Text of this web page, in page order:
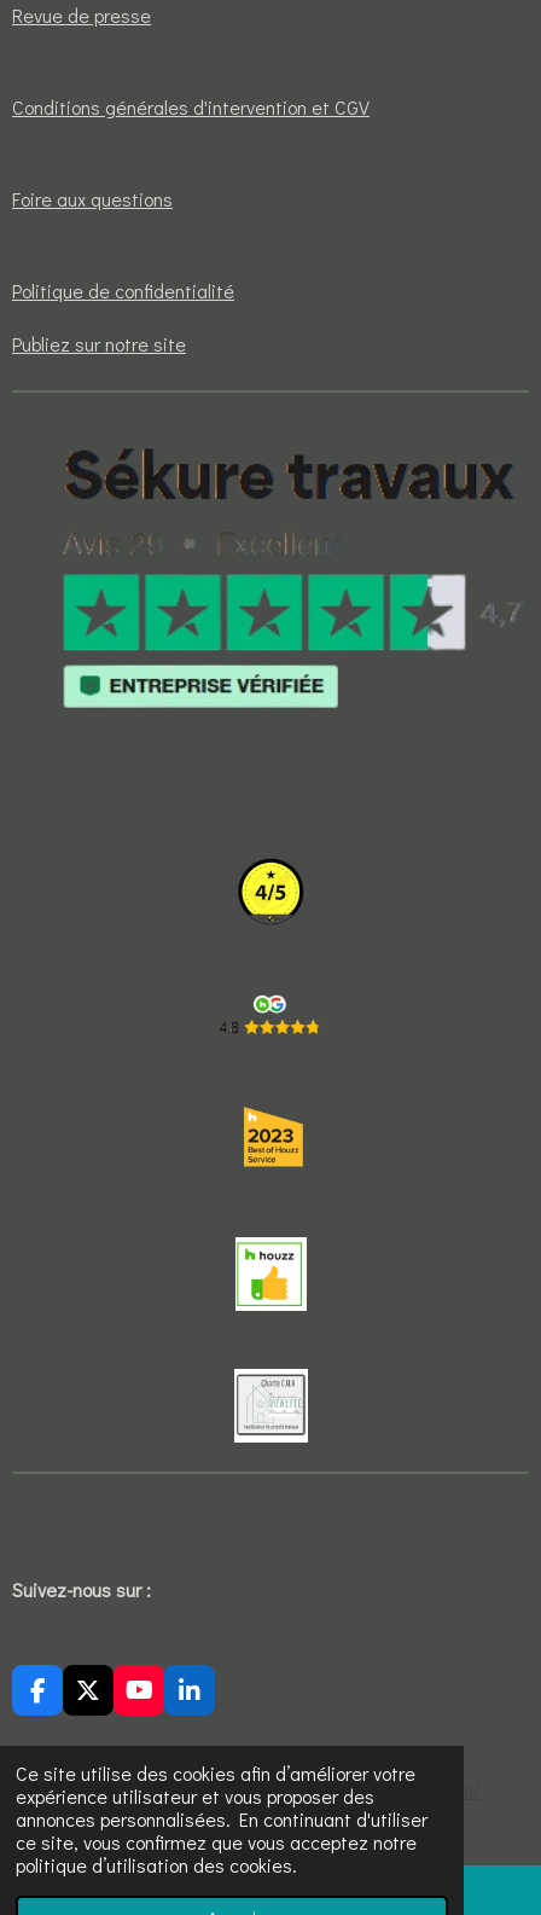
Ce site utilise des cookies afin d’améliorer votre
expérience utilisateur et vous proposer des
annonces personnalisées. En continuant d'utiliser
ce site, vous confirmez que vous acceptez notre
politique d’utilisation des cookies.
Revue de presse
Conditions générales d'intervention et CGV
Foire aux questions
Politique de confidentialité
Publiez sur notre site
Suivez-nous sur :
F
a
c
e
b
o
o
k
X
Y
o
u
T
u
b
e
L
i
n
k
e
d
I
n
https://sites.google.com/view/ucj-aikido-cholet/accueil/
© 2022 - 2026 Sekure devis travaux